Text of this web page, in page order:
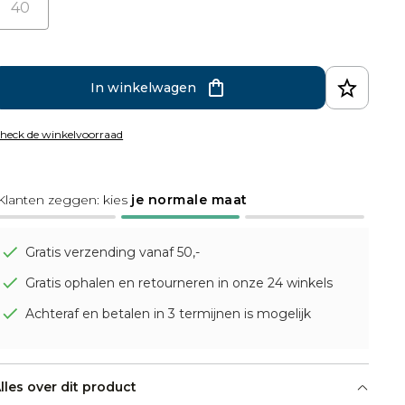
40
In winkelwagen
de winkelvoorraad
zeggen: kies je normale maat
Gratis verzending vanaf 50,-
Gratis ophalen en retourneren in onze 24 winkels
Achteraf en betalen in 3 termijnen is mogelijk
over dit product